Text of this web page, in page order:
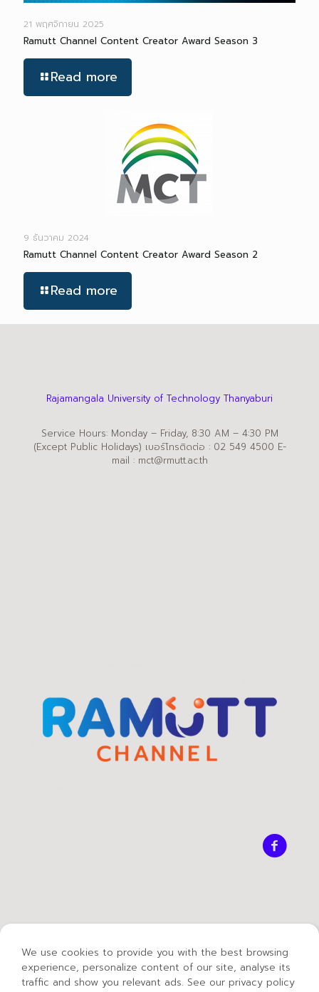
21 พฤศจิกายน 2025
Ramutt Channel Content Creator Award Season 3
Read more
9 ธันวาคม 2024
Ramutt Channel Content Creator Award Season 2
Read more
Rajamangala University of Technology Thanyaburi
Service Hours: Monday – Friday, 8:30 AM – 4:30 PM
(Except Public Holidays) เบอร์โทรติดต่อ : 02 549 4500 E-
mail : mct@rmutt.ac.th
We use cookies to provide you with the best browsing
experience, personalize content of our site, analyse its
traffic and show you relevant ads. See our privacy policy